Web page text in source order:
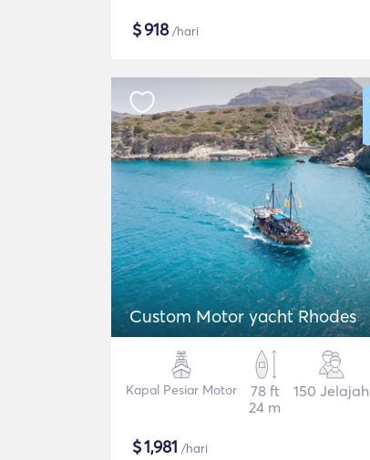
$918/hari
Custom Motor yacht Rhodes
Kapal Pesiar Motor
78 ft
24 m
150 Jelajah
$1,981 /hari